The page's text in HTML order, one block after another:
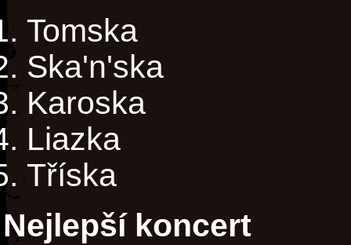
Tomska
Ska'n'ska
Karoska
Liazka
Tříska
Nejlepší koncert